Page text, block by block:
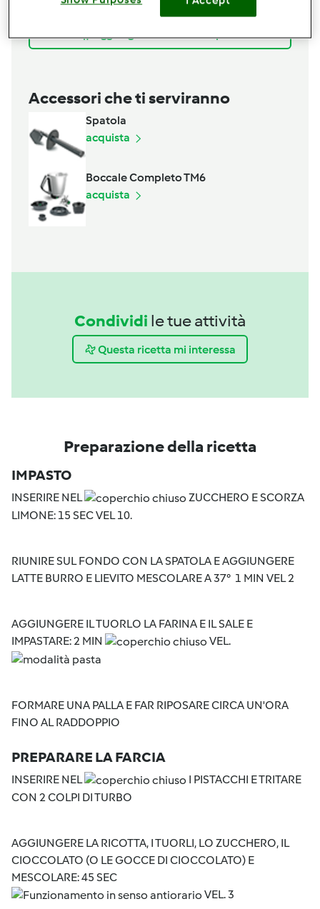
Accessori che ti serviranno
Spatola
acquista
Boccale Completo TM6
acquista
Condividi le tue attività
Questa ricetta mi interessa
Preparazione della ricetta
IMPASTO
INSERIRE NEL
ZUCCHERO E SCORZA
LIMONE: 15 SEC VEL 10.
RIUNIRE SUL FONDO CON LA SPATOLA E AGGIUNGERE
LATTE BURRO E LIEVITO MESCOLARE A 37° 1 MIN VEL 2
AGGIUNGERE IL TUORLO LA FARINA E IL SALE E
IMPASTARE: 2 MIN
VEL.
FORMARE UNA PALLA E FAR RIPOSARE CIRCA UN'ORA
FINO AL RADDOPPIO
PREPARARE LA FARCIA
INSERIRE NEL
I PISTACCHI E TRITARE
CON 2 COLPI DI TURBO
AGGIUNGERE LA RICOTTA, I TUORLI, LO ZUCCHERO, IL
CIOCCOLATO (O LE GOCCE DI CIOCCOLATO) E
MESCOLARE: 45 SEC
VEL. 3